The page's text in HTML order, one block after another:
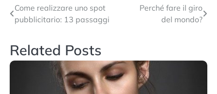
Navigazione
articoli
Come realizzare uno spot
pubblicitario: 13 passaggi
Perché fare il giro
del mondo?
Related Posts